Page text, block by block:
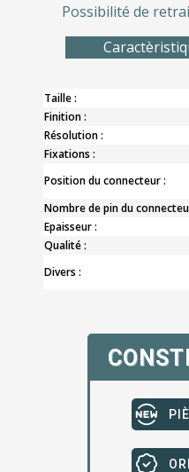
Possibilité de
Taille :
Finition :
Résolution :
Fixations :
Position du connecteur :
Nombre de pin du
Epaisseur :
Qualité :
Divers :